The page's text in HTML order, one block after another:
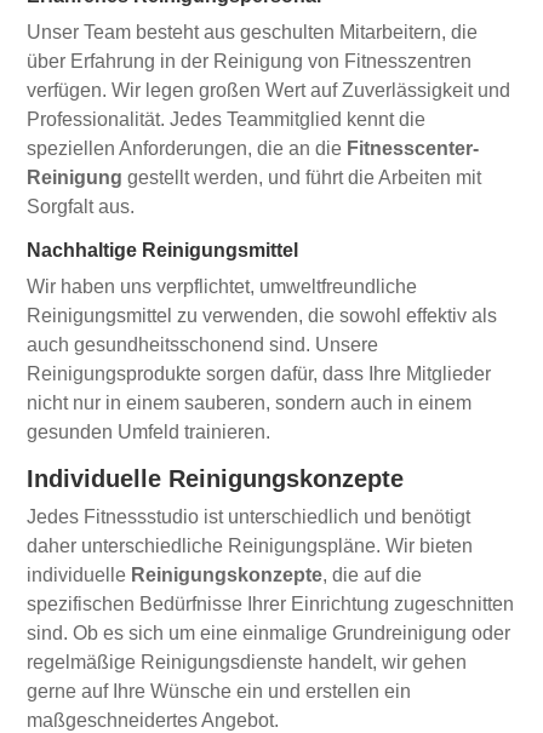
Unser Team besteht aus geschulten Mitarbeitern, die
über Erfahrung in der Reinigung von Fitnesszentren
verfügen. Wir legen großen Wert auf Zuverlässigkeit und
Professionalität. Jedes Teammitglied kennt die
speziellen Anforderungen, die an die Fitnesscenter-
Reinigung gestellt werden, und führt die Arbeiten mit
Sorgfalt aus.
Nachhaltige Reinigungsmittel
Wir haben uns verpflichtet, umweltfreundliche
Reinigungsmittel zu verwenden, die sowohl effektiv als
auch gesundheitsschonend sind. Unsere
Reinigungsprodukte sorgen dafür, dass Ihre Mitglieder
nicht nur in einem sauberen, sondern auch in einem
gesunden Umfeld trainieren.
Individuelle Reinigungskonzepte
Jedes Fitnessstudio ist unterschiedlich und benötigt
daher unterschiedliche Reinigungspläne. Wir bieten
individuelle Reinigungskonzepte, die auf die
spezifischen Bedürfnisse Ihrer Einrichtung zugeschnitten
sind. Ob es sich um eine einmalige Grundreinigung oder
regelmäßige Reinigungsdienste handelt, wir gehen
gerne auf Ihre Wünsche ein und erstellen ein
maßgeschneidertes Angebot.